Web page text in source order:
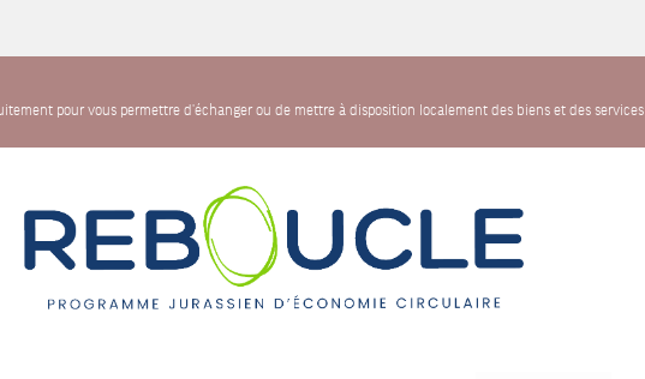
pour vous permettre d'échanger ou de mettre à disposition localement des biens et des services